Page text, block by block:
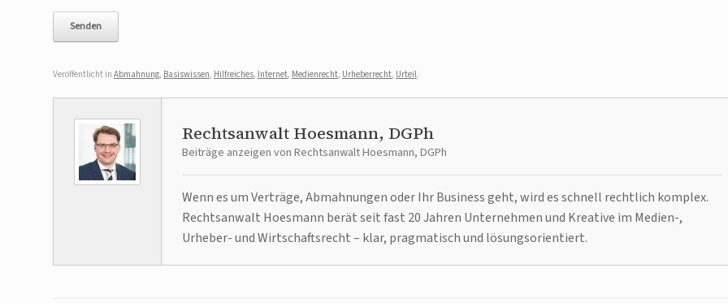
Veröffentlicht in Abmahnung, Basiswissen, Hilfreiches, Internet, Medienrecht, Urheberrecht, Urteil.
Rechtsanwalt Hoesmann, DGPh
Beiträge anzeigen von Rechtsanwalt Hoesmann, DGPh
Wenn es um Verträge, Abmahnungen oder Ihr Business geht, wird es schnell rechtlich komplex.
Rechtsanwalt Hoesmann berät seit fast 20 Jahren Unternehmen und Kreative im Medien-,
Urheber- und Wirtschaftsrecht – klar, pragmatisch und lösungsorientiert.